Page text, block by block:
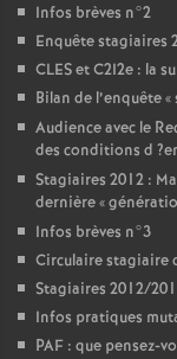
Infos brèves n°2
Enquête stagiaires
CLESet C2I2e : la
Bilan de l’enquête «
Audience avec le
des conditions d
Stagiaires 2012 :
dernière «
Infos brèves n°3
Circulaire stagiaire
Stagiaires 2012/
Infos pratiques
PAF : que pensez-